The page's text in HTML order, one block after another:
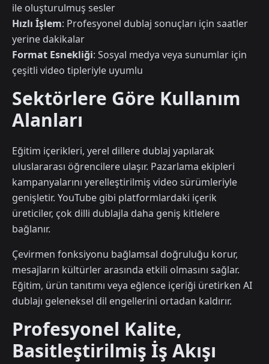
ile oluşturulmuş sesler
Hızlı İşlem: Profesyonel dublaj sonuçları için saatler
yerine dakikalar
Format Esnekliği: Sosyal medya veya sunumlar için
çeşitli video tipleriyle uyumlu
Sektörlere Göre Kullanım
Alanları
Eğitim içerikleri, yerel dillere dublaj yapılarak
uluslararası öğrencilere ulaşır. Pazarlama ekipleri
kampanyalarını yerelleştirilmiş video sürümleriyle
genişletir. YouTube gibi platformlardaki içerik
üreticiler, çok dilli dublajla daha geniş kitlelere
bağlanır.
Çevirmen fonksiyonu bağlamsal doğruluğu korur,
mesajların kültürler arasında etkili olmasını sağlar.
Eğitim, ürün tanıtımı veya eğlence içeriği üretirken AI
dublajı geleneksel dil engellerini ortadan kaldırır.
Profesyonel Kalite,
Basitleştirilmiş İş Akışı